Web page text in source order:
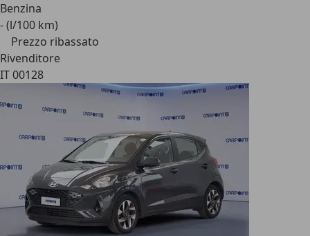
Benzina
- (l/100 km)
Prezzo ribassato
Rivenditore
IT 00128